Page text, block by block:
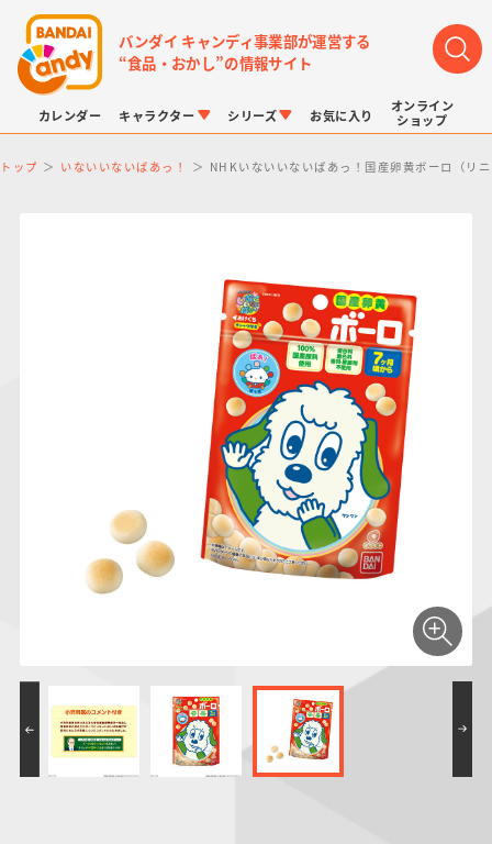
バンダイ キャンディ事業部が運営する
“食品・おかし”の情報サイト
カレンダー キャラクター
仮面ライダーシリー
ズ
PROJECT R.E.D.・
スーパー戦隊シリー
ズ
プリキュアシリーズ
ガンダムシリーズ
ポケットモンスター
ドラゴンボール
アンパンマン
サンリオキャラクタ
シリーズ
キャラパキ
つりグミ
チョコサプ
にふぉるめーしょん
＆スクエアシール
SMPシリーズ
ポケモンキッズ
ポケモンスケールワ
ールド
お気に入り
オンライン
ショップ
トップ いないいないばあっ！ NHKいないいないばあっ！国産卵黄ボーロ（リ